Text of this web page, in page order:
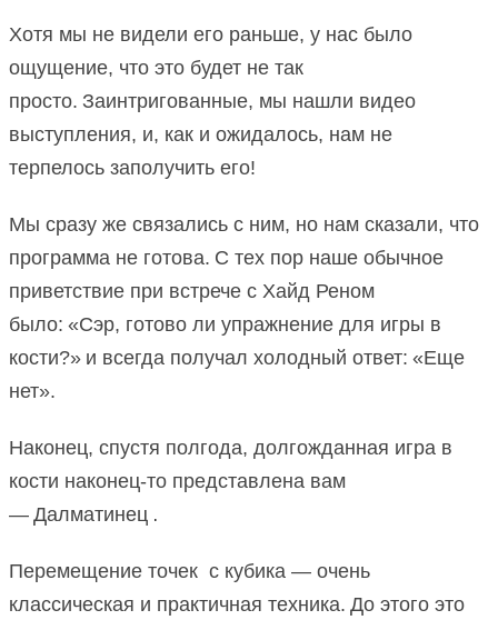
Хотя мы не видели его раньше, у нас было
ощущение, что это будет не так
просто. Заинтригованные, мы нашли видео
выступления, и, как и ожидалось, нам не
терпелось заполучить его!
Мы сразу же связались с ним, но нам сказали, что
программа не готова. С тех пор наше обычное
приветствие при встрече с Хайд Реном
было: «Сэр, готово ли упражнение для игры в
кости?» и всегда получал холодный ответ: «Еще
нет».
Наконец, спустя полгода, долгожданная игра в
кости наконец-то представлена ​​вам
— Далматинец .
Перемещение точек с кубика — очень
классическая и практичная техника. До этого это